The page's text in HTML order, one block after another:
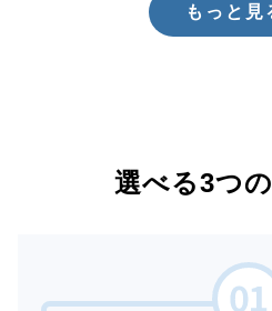
もっと見
選べる3つ